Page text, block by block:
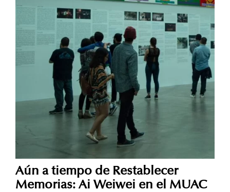
Artículo
Crítica y opinión
Artistas del mes
Reseña
Entrevista
Artículo
Diseñadores del mes
Quiénes somos
Contacto
Aún a tiempo de Restablecer
Memorias: Ai Weiwei en el MUAC